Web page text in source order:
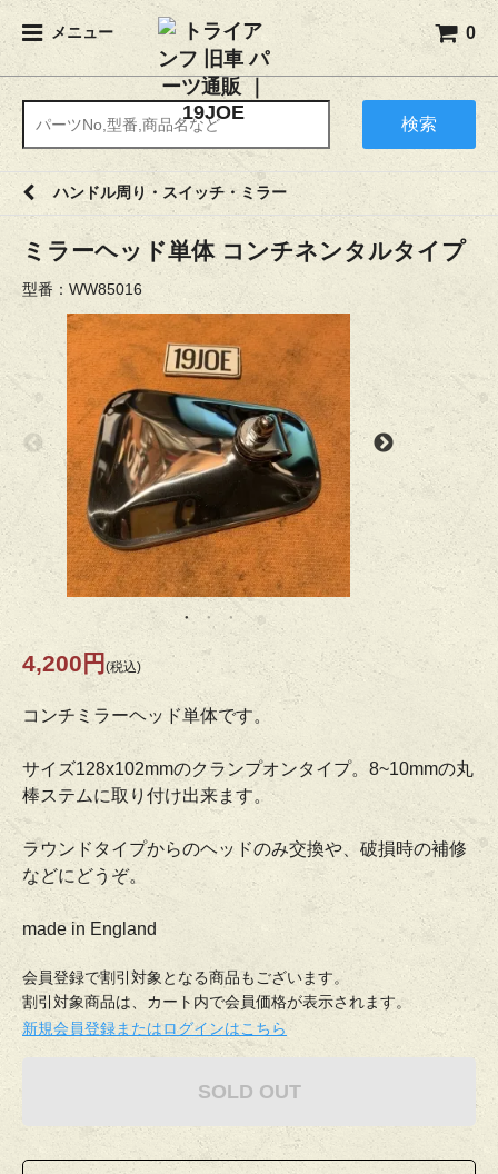
メニュー 0
検索
ハンドル周り・スイッチ・ミラー
ミラーヘッド単体 コンチネンタルタイプ
型番：WW85016
4,200円 (税込)
コンチミラーヘッド単体です。
サイズ128x102mmのクランプオンタイプ。8~10mmの丸
棒ステムに取り付け出来ます。
ラウンドタイプからのヘッドのみ交換や、破損時の補修
などにどうぞ。
made in England
会員登録で割引対象となる商品もございます。
割引対象商品は、カート内で会員価格が表示されます。
新規会員登録またはログインはこちら
SOLD OUT